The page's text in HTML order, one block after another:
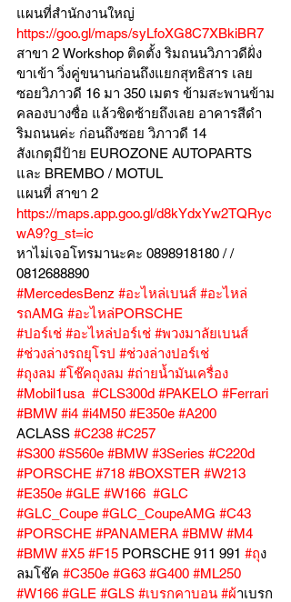
แผนที่สำนักงานใหญ่
https://goo.gl/maps/syLfoXG8C7XBkiBR7
สาขา 2 Workshop ติดตั้ง ริมถนนวิภาวดีฝั่ง
ขาเข้า วิ่งคู่ขนานก่อนถึงแยกสุทธิสาร เลย
ซอยวิภาวดี 16 มา 350 เมตร ข้ามสะพานข้าม
คลองบางซื่อ แล้วชิดซ้ายถึงเลย อาคารสีดำ
ริมถนนค่ะ ก่อนถึงซอย วิภาวดี 14
สังเกตุมีป้าย EUROZONE AUTOPARTS
และ BREMBO / MOTUL
แผนที่ สาขา 2
https://maps.app.goo.gl/d8kYdxYw2TQRyc
wA9?g_st=ic
หาไม่เจอโทรมานะคะ 0898918180 / /
0812688890
#MercedesBenz #อะไหล่เบนส์ #อะไหล่
รถAMG #อะไหล่PORSCHE
#ปอร์เช่ #อะไหล่ปอร์เช่ #พวงมาลัยเบนส์
#ช่วงล่างรถยุโรป #ช่วงล่างปอร์เช่
#ถุงลม #โช๊คถุงลม #ถ่ายน้ำมันเครื่อง
#Mobil1usa #CLS300d #PAKELO #Ferrari
#BMW #i4 #i4M50 #E350e #A200
ACLASS #C238 #C257
#S300 #S560e #BMW #3Series #C220d
#PORSCHE #718 #BOXSTER #W213
#E350e #GLE #W166 #GLC
#GLC_Coupe #GLC_CoupeAMG #C43
#PORSCHE #PANAMERA #BMW #M4
#BMW #X5 #F15 PORSCHE 911 991 #ถุง
ลมโช๊ค #C350e #G63 #G400 #ML250
#W166 #GLE #GLS #เบรกคาบอน #ผ้าเบรก